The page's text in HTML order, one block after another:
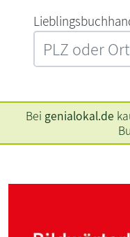
Bei genialokal.de